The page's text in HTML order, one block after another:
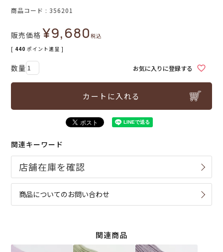
商品コード 356201
販売価格 ¥9,680税込
[ 440 ポイント進呈 ]
お気に入りに登録する
カートに入れる
関連キーワード
商品についてのお問い合わせ
関連商品